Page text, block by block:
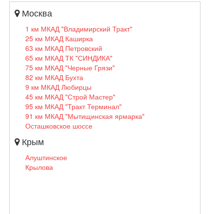
Москва
1 км МКАД "Владимирский Тракт"
25 км МКАД Каширка
63 км МКАД Петровский
65 км МКАД ТК "СИНДИКА"
75 км МКАД "Черные Грязи"
82 км МКАД Бухта
9 км МКАД Любирцы
45 км МКАД "Строй Мастер"
95 км МКАД "Тракт Терминал"
91 км МКАД "Мытищинская ярмарка"
Осташковское шоссе
Крым
Алуштинское
Крылова